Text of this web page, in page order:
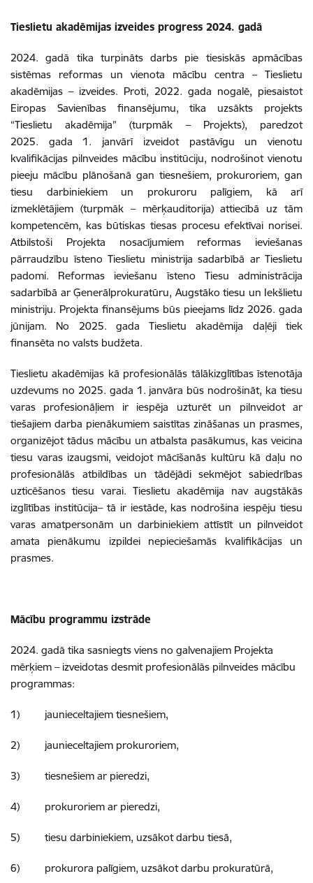
Tieslietu akadēmijas izveides progress 2024. gadā
2024. gadā tika turpināts darbs pie tiesiskās apmācības
sistēmas reformas un vienota mācību centra – Tieslietu
akadēmijas – izveides. Proti, 2022. gada nogalē, piesaistot
Eiropas Savienības finansējumu, tika uzsākts projekts
“Tieslietu akadēmija” (turpmāk – Projekts), paredzot
2025. gada 1. janvārī izveidot pastāvīgu un vienotu
kvalifikācijas pilnveides mācību institūciju, nodrošinot vienotu
pieeju mācību plānošanā gan tiesnešiem, prokuroriem, gan
tiesu darbiniekiem un prokuroru palīgiem, kā arī
izmeklētājiem (turpmāk – mērķauditorija) attiecībā uz tām
kompetencēm, kas būtiskas tiesas procesu efektīvai norisei.
Atbilstoši Projekta nosacījumiem reformas ieviešanas
pārraudzību īsteno Tieslietu ministrija sadarbībā ar Tieslietu
padomi. Reformas ieviešanu īsteno Tiesu administrācija
sadarbībā ar Ģenerālprokuratūru, Augstāko tiesu un Iekšlietu
ministriju. Projekta finansējums būs pieejams līdz 2026. gada
jūnijam. No 2025. gada Tieslietu akadēmija daļēji tiek
finansēta no valsts budžeta.
Tieslietu akadēmijas kā profesionālās tālākizglītības īstenotāja
uzdevums no 2025. gada 1. janvāra būs nodrošināt, ka tiesu
varas profesionāļiem ir iespēja uzturēt un pilnveidot ar
tiešajiem darba pienākumiem saistītas zināšanas un prasmes,
organizējot tādus mācību un atbalsta pasākumus, kas veicina
tiesu varas izaugsmi, veidojot mācīšanās kultūru kā daļu no
profesionālās atbildības un tādējādi sekmējot sabiedrības
uzticēšanos tiesu varai. Tieslietu akadēmija nav augstākās
izglītības institūcija– tā ir iestāde, kas nodrošina iespēju tiesu
varas amatpersonām un darbiniekiem attīstīt un pilnveidot
amata pienākumu izpildei nepieciešamās kvalifikācijas un
prasmes.
Mācību programmu izstrāde
2024. gadā tika sasniegts viens no galvenajiem Projekta
mērķiem – izveidotas desmit profesionālās pilnveides mācību
programmas:
1) jaunieceltajiem tiesnešiem,
2) jaunieceltajiem prokuroriem,
3) tiesnešiem ar pieredzi,
4) prokuroriem ar pieredzi,
5) tiesu darbiniekiem, uzsākot darbu tiesā,
6) prokurora palīgiem, uzsākot darbu prokuratūrā,